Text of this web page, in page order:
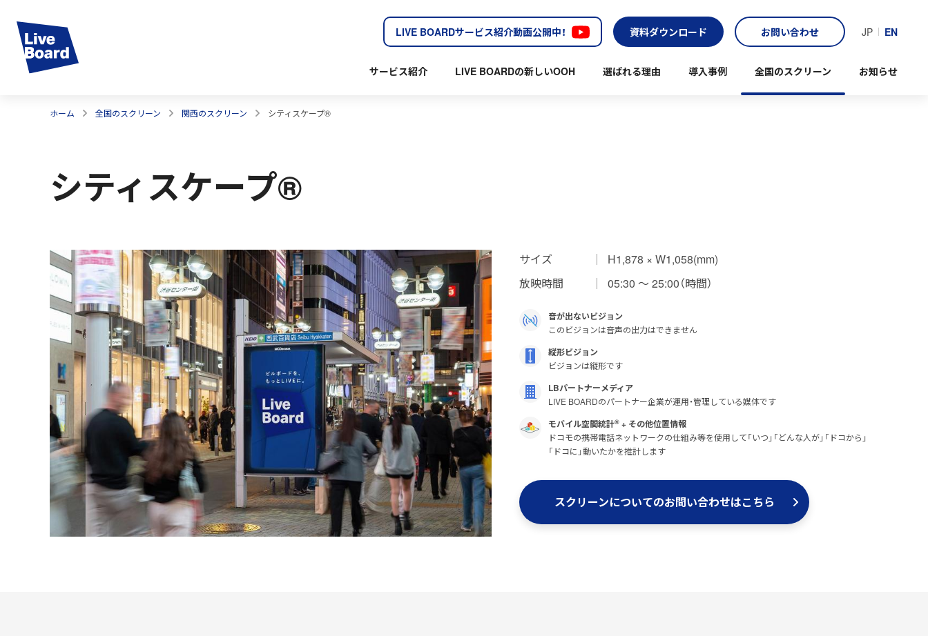
LIVE BOARDサービス紹介動画公開中！ 資料ダウンロード お問い合わせ JP EN
サービス紹介 LIVE BOARDの新しいOOH 選ばれる理由 導入事例 全国のスクリーン お知らせ
ホーム 全国のスクリーン 関西のスクリーン シティスケープ®
シティスケープ®
サイズ
H1,878 × W1,058(mm)
放映時間
05:30 〜 25:00（時間）
音が出ないビジョン
このビジョンは音声の出力はできません
縦形ビジョン
ビジョンは縦形です
LBパートナーメディア
LIVE BOARDのパートナー企業が運用・管理している媒体です
モバイル空間統計® + その他位置情報
ドコモの携帯電話ネットワークの仕組み等を使用して「いつ」「どんな人が」「ドコから」
「ドコに」動いたかを推計します
スクリーンについてのお問い合わせはこちら